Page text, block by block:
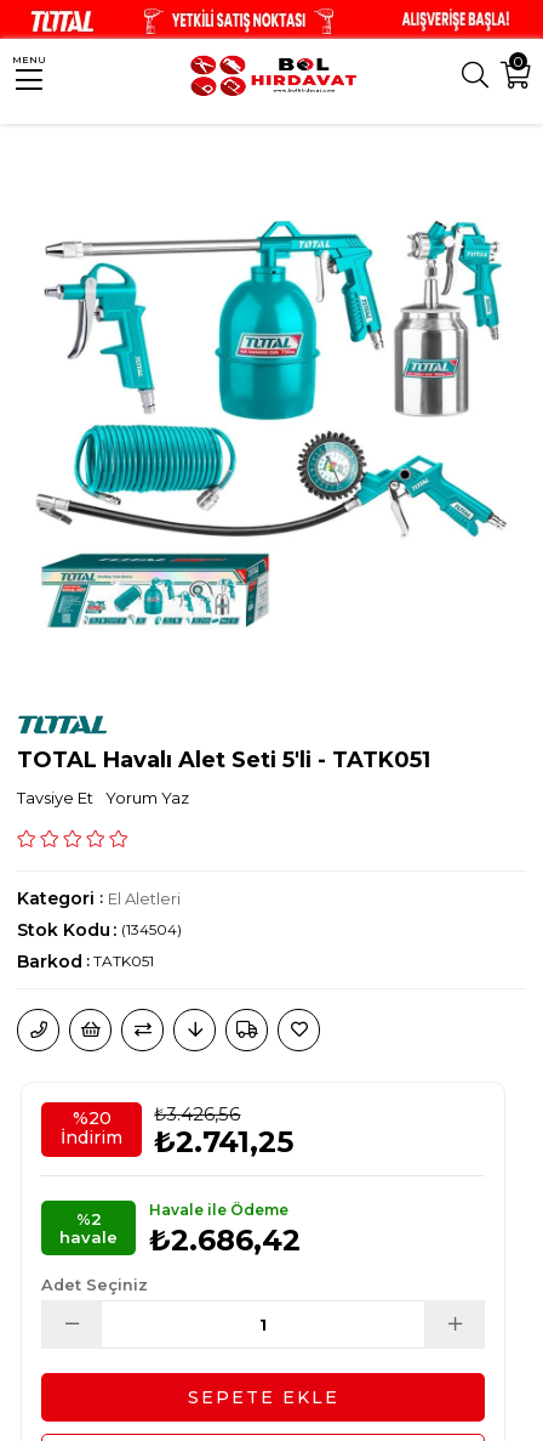
0
MENU
TOTAL Havalı Alet Seti 5'li - TATK051
Tavsiye Et Yorum Yaz
Kategori : El Aletleri
(134504)
Stok Kodu
Barkod : TATK051
%20
İndirim
₺3.426,56
₺2.741,25
Havale ile Ödeme
₺2.686,42
%2
havale
Adet Seçiniz